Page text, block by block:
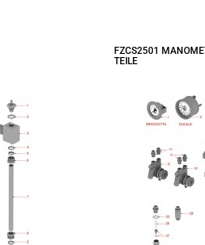
FZCS2501
TEILE